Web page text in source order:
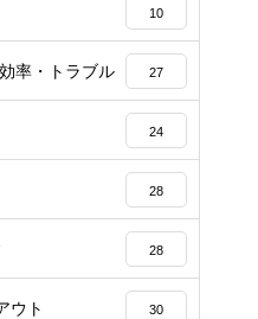
10
率・トラブル 27
24
28
28
ウト 30